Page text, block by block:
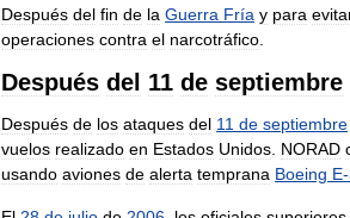
Después del fin de la Guerra Fría y para
operaciones contra el narcotráfico
Después del 11 de septiembre
Después de los ataques del 11 de septiembre
vuelos realizado en Estados Unidos NORAD
usando aviones de alerta temprana Boeing E-